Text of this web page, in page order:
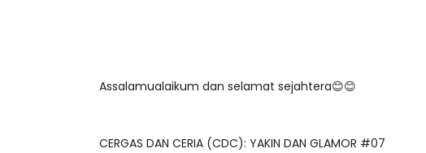
Assalamualaikum dan selamat sejahtera😊😊
CERGAS DAN CERIA (CDC): YAKIN DAN GLAMOR #07